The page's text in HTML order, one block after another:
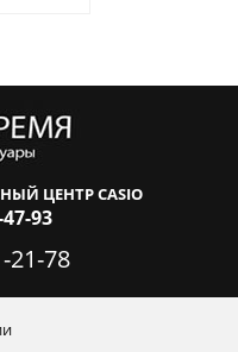
ЦЕНТР CASIO
93
21-78